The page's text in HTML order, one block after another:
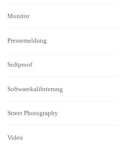
Monitor
Pressemeldung
Softproof
Softwarekalibrierung
Street Photography
Video